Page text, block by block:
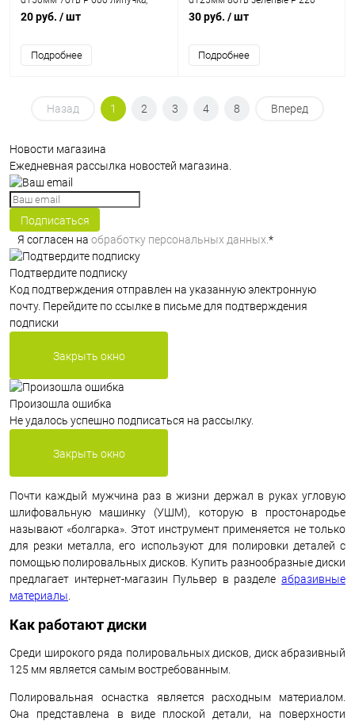
зелёный (корея)
20 руб. / шт
Подробнее
липучка, (корея)
30 руб. / шт
Подробнее
Назад 1 2 3 4 8 Вперед
Новости магазина
Ежедневная рассылка новостей магазина.
Подписаться
Я согласен на обработку персональных данных. *
Подтвердите подписку
Код подтверждения отправлен на указанную электронную
почту. Перейдите по ссылке в письме для подтверждения
подписки
Закрыть окно
Произошла ошибка
Не удалось успешно подписаться на рассылку.
Закрыть окно
Почти каждый мужчина раз в жизни держал в руках угловую
шлифовальную машинку (УШМ), которую в простонародье
называют «болгарка». Этот инструмент применяется не только
для резки металла, его используют для полировки деталей с
помощью полировальных дисков. Купить разнообразные диски
предлагает интернет-магазин Пульвер в разделе абразивные
материалы
Как работают диски
Среди широкого ряда полировальных дисков, диск абразивный
125 мм является самым востребованным.
Полировальная оснастка является расходным материалом.
Она представлена в виде плоской детали, на поверхности